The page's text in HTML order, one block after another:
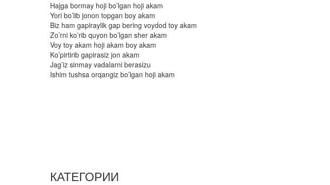
Hajga bormay hoji bo’lgan hoji akam
Yori bo’lib jonon topgan boy akam
Biz ham gapiraylik gap bering voydod toy akam
Zo’rni ko’rib quyon bo’lgan sher akam
Voy toy akam hoji akam boy akam
Ko’pirtirib gapirasiz jon akam
Jag’iz sinmay vadalarni berasizu
Ishim tushsa orqangiz bo’lgan hoji akam
КАТЕГОРИИ